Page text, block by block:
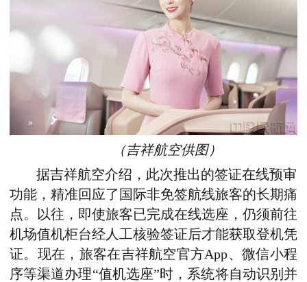
（吉祥航空供图）
据吉祥航空介绍，此次推出的签证在线预审
功能，精准回应了国际非免签航线旅客的长期痛
点。以往，即使旅客已完成在线选座，仍须前往
机场值机柜台经人工核验签证后才能获取登机凭
证。现在，旅客在吉祥航空官方App、微信小程
序等渠道办理“值机选座”时，系统将自动识别并